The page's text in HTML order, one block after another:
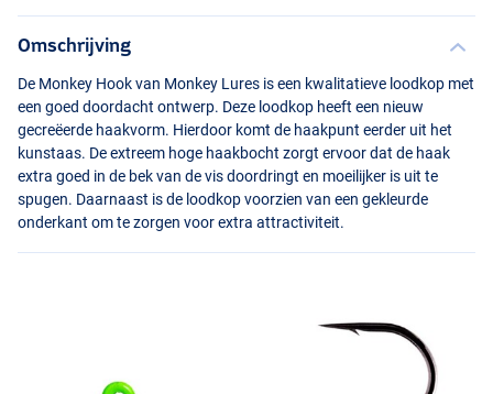
Omschrijving
De Monkey Hook van Monkey Lures is een kwalitatieve loodkop met
een goed doordacht ontwerp. Deze loodkop heeft een nieuw
gecreëerde haakvorm. Hierdoor komt de haakpunt eerder uit het
kunstaas. De extreem hoge haakbocht zorgt ervoor dat de haak
extra goed in de bek van de vis doordringt en moeilijker is uit te
spugen. Daarnaast is de loodkop voorzien van een gekleurde
onderkant om te zorgen voor extra attractiviteit.